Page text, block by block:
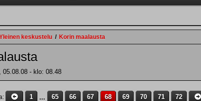
keskustelu / Korin maalausta
05.08.08 - klo: 08.48
1 ... 65 66 67 68 69 70 71 72